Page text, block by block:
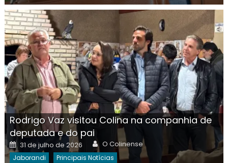
Rodrigo Vaz visitou Colina na companhia de
deputada e do pai
Posted
on
31 de julho de 2026 Author
O Colinense
Jaborandi Principais Notícias